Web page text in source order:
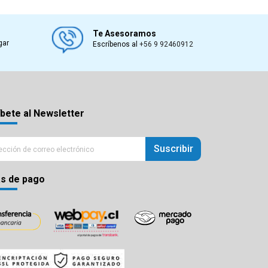
Te Asesoramos
Escríbenos al+56 9 92460912
al Newsletter
Suscribir
de pago